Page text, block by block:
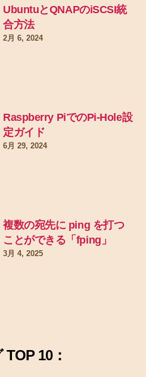
UbuntuとQNAPのiSCSI統
合方法
2月 6, 2024
Raspberry PiでのPi-Hole設
定ガイド
6月 29, 2024
複数の宛先に ping を打つ
ことができる「fping」
3月 4, 2025
10：